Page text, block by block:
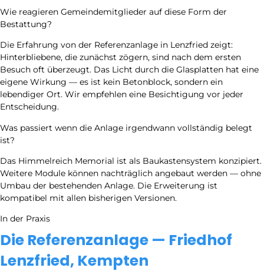
Wie reagieren Gemeindemitglieder auf diese Form der
Bestattung?
Die Erfahrung von der Referenzanlage in Lenzfried zeigt:
Hinterbliebene, die zunächst zögern, sind nach dem ersten
Besuch oft überzeugt. Das Licht durch die Glasplatten hat eine
eigene Wirkung — es ist kein Betonblock, sondern ein
lebendiger Ort. Wir empfehlen eine Besichtigung vor jeder
Entscheidung.
Was passiert wenn die Anlage irgendwann vollständig belegt
ist?
Das Himmelreich Memorial ist als Baukastensystem konzipiert.
Weitere Module können nachträglich angebaut werden — ohne
Umbau der bestehenden Anlage. Die Erweiterung ist
kompatibel mit allen bisherigen Versionen.
In der Praxis
Die Referenzanlage — Friedhof
Lenzfried, Kempten